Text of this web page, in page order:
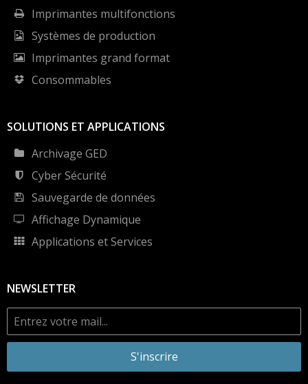
Imprimantes multifonctions
Systèmes de production
Imprimantes grand format
Consommables
SOLUTIONS ET APPLICATIONS
Archivage GED
Cyber Sécurité
Sauvegarde de données
Affichage Dynamique
Applications et Services
NEWSLETTER
S'inscrire